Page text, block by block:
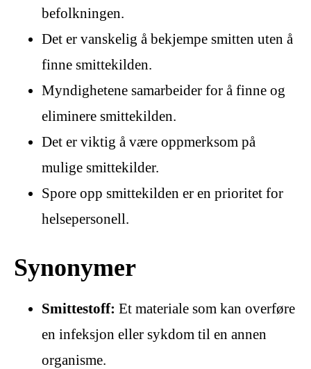
befolkningen.
Det er vanskelig å bekjempe smitten uten å
finne smittekilden.
Myndighetene samarbeider for å finne og
eliminere smittekilden.
Det er viktig å være oppmerksom på
mulige smittekilder.
Spore opp smittekilden er en prioritet for
helsepersonell.
Synonymer
Smittestoff: Et materiale som kan overføre
en infeksjon eller sykdom til en annen
organisme.